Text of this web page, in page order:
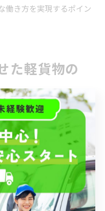
働き方を実現するポイン
た軽貨物の
ルを比較
務委託契約」と「正社員
デルが大きく異なりま
配達件数や効率によって
で高収入も可能ですが、
一方、正社員契約は月給